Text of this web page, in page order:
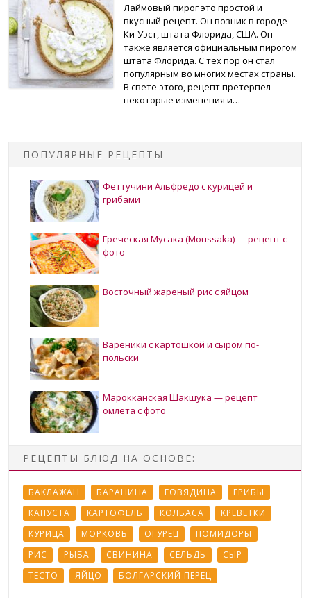
Лаймовый пирог это простой и
вкусный рецепт. Он возник в городе
Ки-Уэст, штата Флорида, США. Он
также является официальным пирогом
штата Флорида. С тех пор он стал
популярным во многих местах страны.
В свете этого, рецепт претерпел
некоторые изменения и…
ПОПУЛЯРНЫЕ РЕЦЕПТЫ
Феттучини Альфредо с курицей и
грибами
Греческая Мусака (Moussaka) — рецепт с
фото
Восточный жареный рис с яйцом
Вареники с картошкой и сыром по-
польски
Марокканская Шакшука — рецепт
омлета с фото
РЕЦЕПТЫ БЛЮД НА ОСНОВЕ:
БАКЛАЖАН БАРАНИНА ГОВЯДИНА
ГРИБЫ
КАПУСТА
КАРТОФЕЛЬ КОЛБАСА
КРЕВЕТКИ
КУРИЦА
МОРКОВЬ ОГУРЕЦ
ПОМИДОРЫ
РИС
РЫБА СВИНИНА СЕЛЬДЬ
СЫР
ТЕСТО
ЯЙЦО БОЛГАРСКИЙ ПЕРЕЦ